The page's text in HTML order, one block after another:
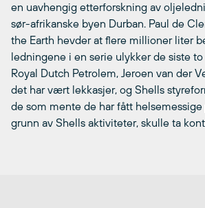
en uavhengig etterforskning av
sør-afrikanske byen Durban. Paul de
the Earth hevder at flere millioner liter
ledningene i en serie ulykker de siste
Royal Dutch Petrolem, Jeroen van der
det har vært lekkasjer, og Shells
de som mente de har fått
grunn av Shells aktiviteter, skulle ta